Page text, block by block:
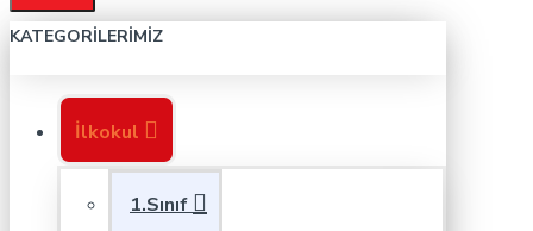
KATEGORILERIMIZ
İlkokul
1.Sınıf